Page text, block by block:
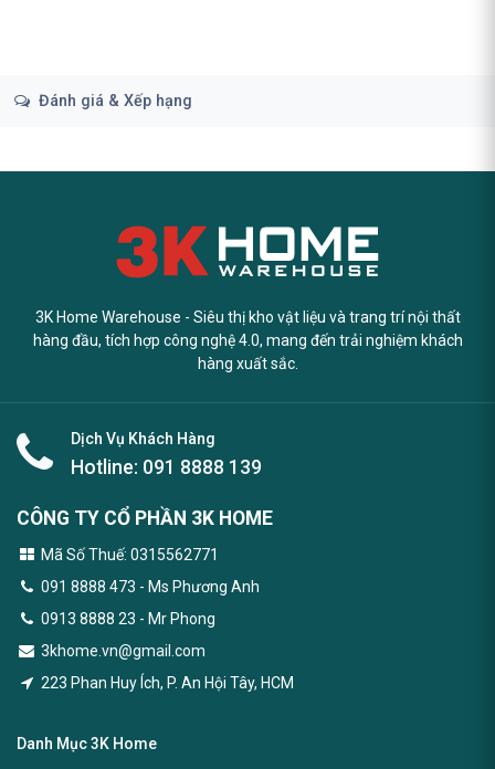
Đánh giá & Xếp hạng
3K Home Warehouse - Siêu thị kho vật liệu và trang trí nội thất
hàng đầu, tích hợp công nghệ 4.0, mang đến trải nghiệm khách
hàng xuất sắc.
Dịch Vụ Khách Hàng
Hotline: 091 8888 139
CÔNG TY CỔ PHẦN 3K HOME
Mã Số Thuế: 0315562771
091 8888 473 - Ms Phương Anh
0913 8888 23 - Mr Phong
3khome.vn@gmail.com
223 Phan Huy Ích, P. An Hội Tây, HCM
Danh Mục 3K Home